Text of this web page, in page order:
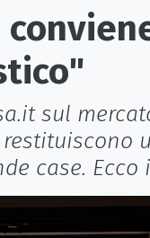
sul
case. Ecco